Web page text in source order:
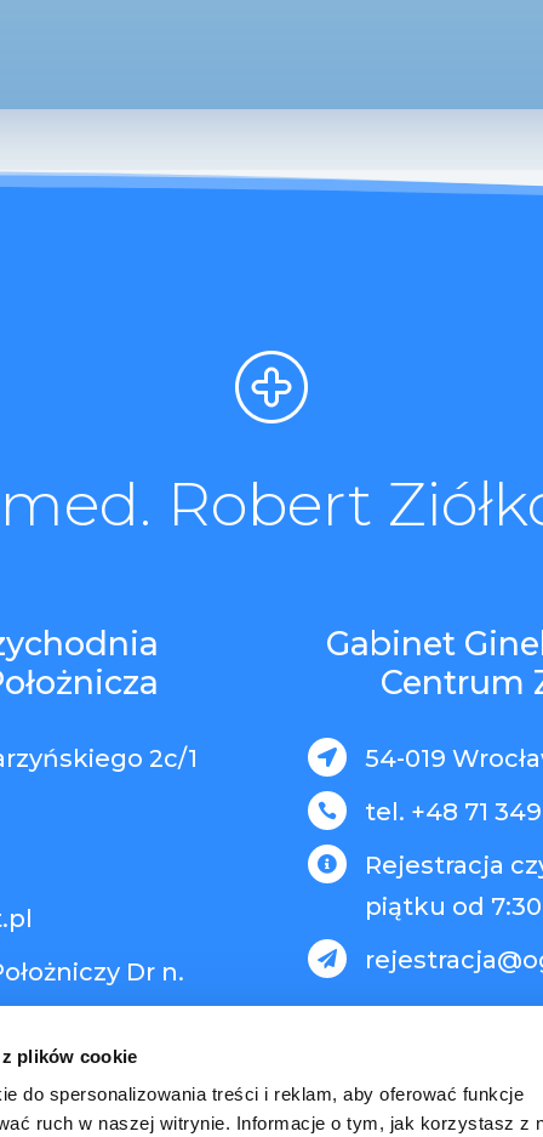
plików cookie
do spersonalizowania treści i reklam, aby oferować funkcje
ruch w naszej witrynie. Informacje o tym, jak korzystasz z
Robert
2c/1
Dr n.
Gabinet
Centrum
 54-019
 tel. +48 71 349

Rejestracja
piątku od
